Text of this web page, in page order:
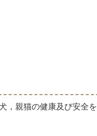
，親猫の健康及び安全を